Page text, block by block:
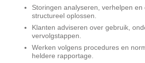
Storingen analyseren, verhelpen en
structureel oplossen.
Klanten adviseren over gebruik,
vervolgstappen.
Werken volgens procedures en
heldere rapportage.